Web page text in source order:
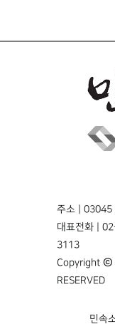
주소 | 03045
대표전화 |
3113
Copyright ©
RESERVED
민속